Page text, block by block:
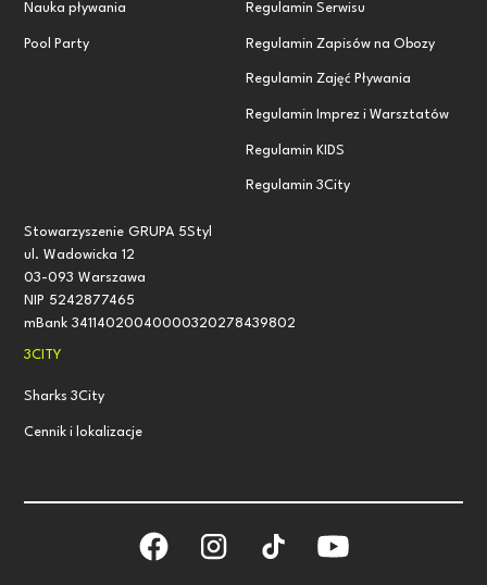
Nauka pływania
Pool Party
Regulamin Serwisu
Regulamin Zapisów na Obozy
Regulamin Zajęć Pływania
Regulamin Imprez i Warsztatów
Regulamin KIDS
Regulamin 3City
Stowarzyszenie GRUPA 5Styl
ul. Wadowicka 12
03-093 Warszawa
NIP 5242877465
mBank 34114020040000320278439802
3CITY
Sharks 3City
Cennik i lokalizacje